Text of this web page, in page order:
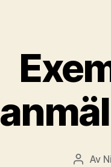
Av